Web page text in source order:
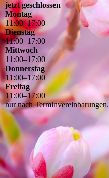
jetzt geschlossen
Montag
11:00–17:00
Dienstag
11:00–17:00
Mittwoch
11:00–17:00
Donnerstag
11:00–17:00
Freitag
11:00–17:00
nur nach Terminvereinbarungen.